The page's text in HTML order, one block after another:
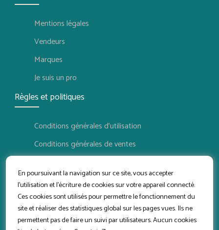
En poursuivant la navigation sur ce site, vous accepter
l'utilisation et l'écriture de cookies sur votre appareil connecté.
Ces cookies sont utilisés pour permettre le fonctionnement du
site et réaliser des statistiques global sur les pages vues. Ils ne
permettent pas de faire un suivi par utilisateurs. Aucun cookies
Mentions légales
Vendeurs
Marques
Je suis un pro
Règles et politiques
Conditions générales d'utilisation
Conditions générales de ventes
Politique de retour
Conditions d'utilisation vendeur
Suivez-nous